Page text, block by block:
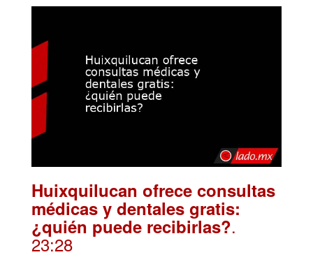
Huixquilucan ofrece consultas
médicas y dentales gratis:
¿quién puede recibirlas?.
23:28